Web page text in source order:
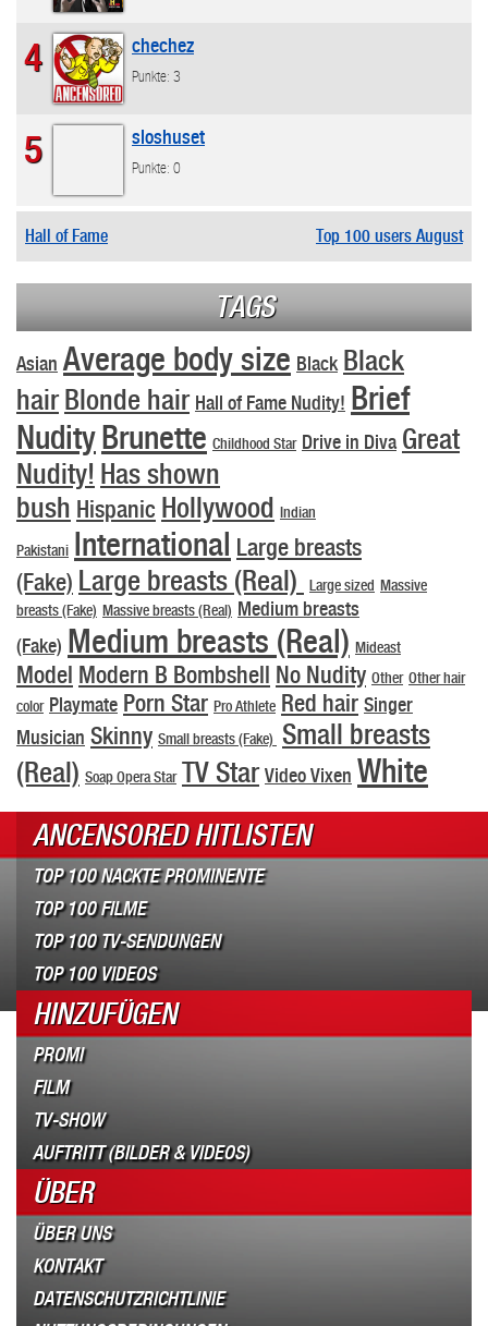
4 chechez
Punkte: 3
5 sloshuset
Punkte: 0
Hall of Fame Top 100 users August
TAGS
Asian Average body size Black Black
hairBlonde hair Hall of Fame Nudity! Brief
NudityBrunette Childhood Star Drive in Diva Great
Nudity! Has shown
bush Hispanic Hollywood Indian
Pakistani International Large breasts
(Fake) Large breasts (Real) Large sized Massive
breasts (Fake) Massive breasts (Real) Medium breasts
(Fake) Medium breasts (Real) Mideast
Model Modern B Bombshell No Nudity Other Other hair
color Playmate Porn Star Pro Athlete Red hair Singer
Musician Skinny Small breasts (Fake) Small breasts
(Real) Soap Opera Star TV Star Video Vixen White
ANCENSORED HITLISTEN
TOP 100 NACKTE PROMINENTE
TOP 100 FILME
TOP 100 TV-SENDUNGEN
TOP 100 VIDEOS
HINZUFÜGEN
PROMI
FILM
TV-SHOW
AUFTRITT (BILDER & VIDEOS)
ÜBER
ÜBER UNS
KONTAKT
DATENSCHUTZRICHTLINIE